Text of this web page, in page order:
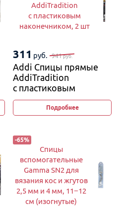
AddiTradition
с пластиковым
наконечником, 2 шт
311 руб. 941руб.
Addi Спицы прямые
AddiTradition
с пластиковым
наконечником, 2 шт
Подробнее
-65%
Спицы
вспомогательные
Gamma SN2 для
вязания кос и жгутов
2,5 мм и 4 мм, 11−12
см (изогнутые)